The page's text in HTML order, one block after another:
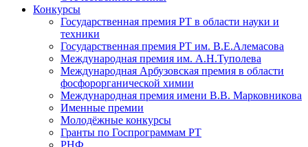
Конкурсы
Государственная премия РТ в области науки и
техники
Государственная премия РТ им. В.Е.Алемасова
Международная премия им. А.Н.Туполева
Международная Арбузовская премия в области
фосфорорганической химии
Международная премия имени В.В. Марковникова
Именные премии
Молодёжные конкурсы
Гранты по Госпрограммам РТ
РНФ